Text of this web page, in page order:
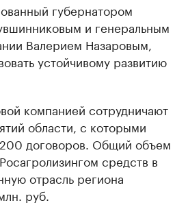
губернатором
и генеральным
Валерием Назаровым,
устойчивому развитию
компанией сотрудничают
области, с которыми
договоров. Общий объем
средств в
отрасль региона
руб.